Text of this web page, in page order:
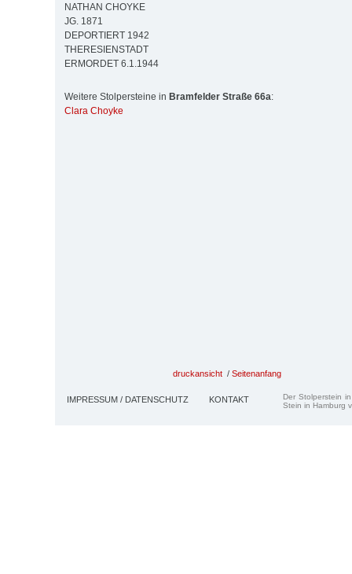
NATHAN CHOYKE
JG. 1871
DEPORTIERT 1942
THERESIENSTADT
ERMORDET 6.1.1944
Weitere Stolpersteine in Bramfelder Straße 66a:
Clara Choyke
druckansicht / Seitenanfang
IMPRESSUM / DATENSCHUTZ KONTAKT
Der Stolperstein
Stein in Hamburg